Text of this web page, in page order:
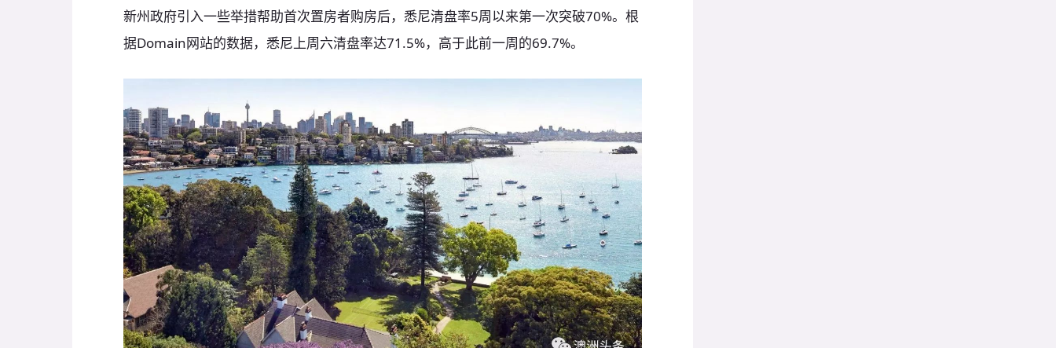
新州政府引入一些举措帮助首次置房者购房后，悉尼清盘率5周以来第一次突破70%。根
据Domain网站的数据，悉尼上周六清盘率达71.5%，高于此前一周的69.7%。